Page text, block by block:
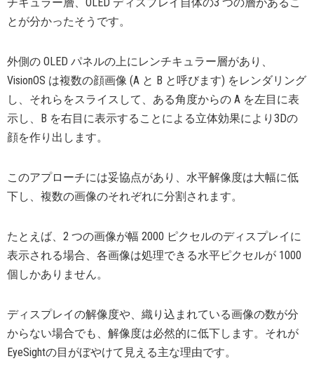
とが分かったそうです。
外側の OLED パネルの上にレンチキュラー層があり、
VisionOS は複数の顔画像 (A と B と呼びます) をレンダリング
し、それらをスライスして、ある角度からの A を左目に表
示し、B を右目に表示することによる立体効果により3Dの
顔を作り出します。
このアプローチには妥協点があり、水平解像度は大幅に低
下し、複数の画像のそれぞれに分割されます。
たとえば、2 つの画像が幅 2000 ピクセルのディスプレイに
表示される場合、各画像は処理できる水平ピクセルが 1000
個しかありません。
ディスプレイの解像度や、織り込まれている画像の数が分
からない場合でも、解像度は必然的に低下します。それが
EyeSightの目がぼやけて見える主な理由です。